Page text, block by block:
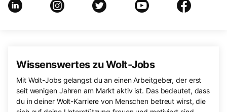
Wissenswertes zu Wolt-Jobs
Mit Wolt-Jobs gelangst du an einen Arbeitgeber, der erst
seit wenigen Jahren am Markt aktiv ist. Das bedeutet, dass
du in deiner Wolt-Karriere von Menschen betreut wirst, die